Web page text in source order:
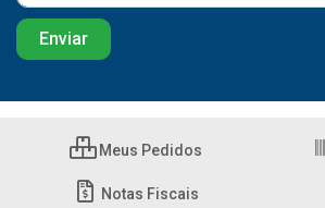
Meus Pedidos
Notas Fiscais